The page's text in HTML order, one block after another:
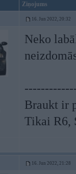
Ziņojums
16. Jun 2022, 20:32
Neko
Braukt ir
Tikai R6,
16. Jun 2022, 21:28